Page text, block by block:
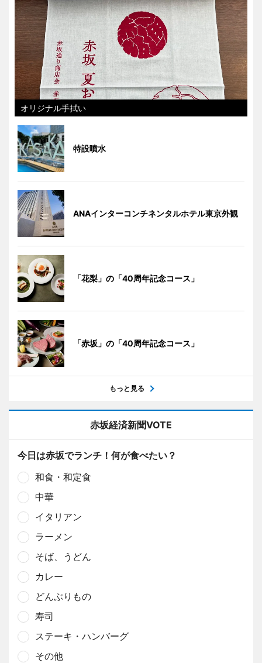
オリジナル手拭い
特設噴水
ANAインターコンチネンタルホテル東京外観
「花梨」の「40周年記念コース」
「赤坂」の「40周年記念コース」
もっと見る
赤坂経済新聞VOTE
今日は赤坂でランチ！何が食べたい？
和食・和定食
中華
イタリアン
ラーメン
そば、うどん
カレー
どんぶりもの
寿司
ステーキ・ハンバーグ
その他